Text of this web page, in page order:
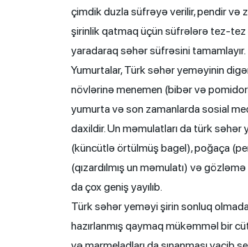
çimdik duzla süfrəyə verilir, pendir və
şirinlik qatmaq üçün süfrələrə tez-tez
yaradaraq səhər süfrəsini tamamlayır.
Yumurtalar, Türk səhər yeməyinin
növlərinə menemen (bibər və
yumurta və son zamanlarda sosial
daxildir. Un məmulatları da türk
(küncütlə örtülmüş bagel), poğaça
(qızardılmış un məmulatı) və
da çox geniş yayılıb.
Türk səhər yeməyi şirin sonluq
hazırlanmış qaymaq mükəmməl bir